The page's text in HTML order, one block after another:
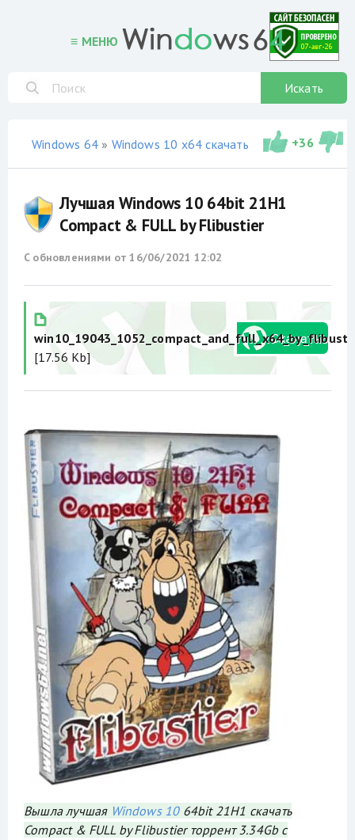
≡ МЕНЮ
Искать
Windows 64» Windows 10 x64 скачать торрент»сборки
+36
Лучшая Windows 10 64bit 21H1
Compact & FULL by Flibustier
С обновлениями от16/06/2021 12:02
[17.56 Kb]
Вышла лучшая Windows 1064bit 21H1 скачать
Compact & FULL by Flibustier торрент 3.34Gb с